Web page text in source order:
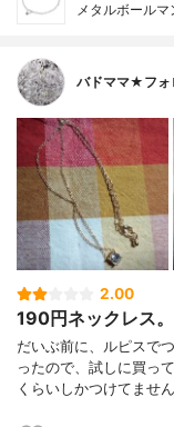
メタルボール
バドママ★フ
2.00
190円ネックレス。
だいぶ前に、ルピスで
ったので、試しに買っ
くらいしかつけてませ